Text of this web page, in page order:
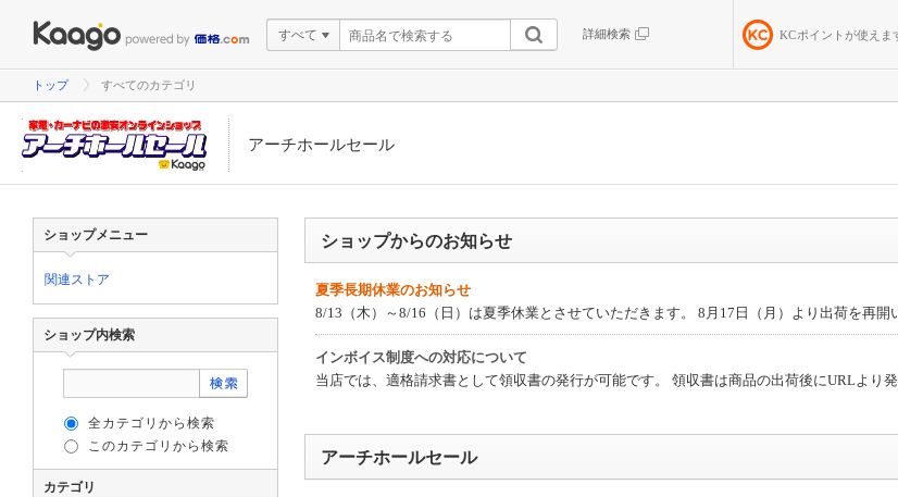
すべて 詳細検索 KCポイントが使えま
トップ すべてのカテゴリ
アーチホールセール
ショップからのお知らせ
夏季長期休業のお知らせ
8/13（木）～8/16（日）は夏季休業とさせていただきます。 8月17日（月）より出荷を再開
インボイス制度への対応について
当店では、適格請求書として領収書の発行が可能です。 領収書は商品の出荷後にURLより
アーチホールセール
ショップメニュー
関連ストア
ショップ内検索
全カテゴリから検索
このカテゴリから検索
カテゴリ